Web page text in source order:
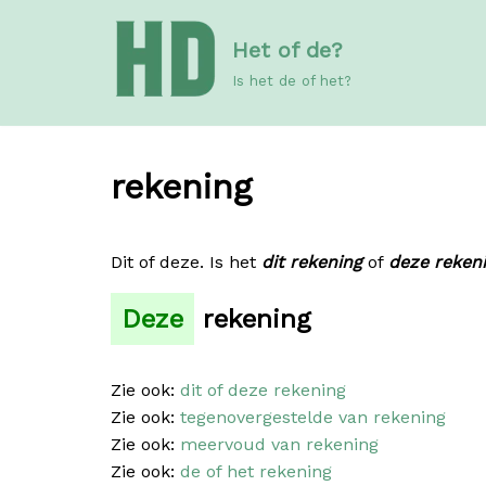
Het of de?
Is het de of het?
rekening
Dit of deze. Is het dit rekeningof deze
Deze rekening
Zie ook: dit of deze rekening
Zie ook: tegenovergestelde van rekening
Zie ook: meervoud van rekening
Zie ook: de of het rekening